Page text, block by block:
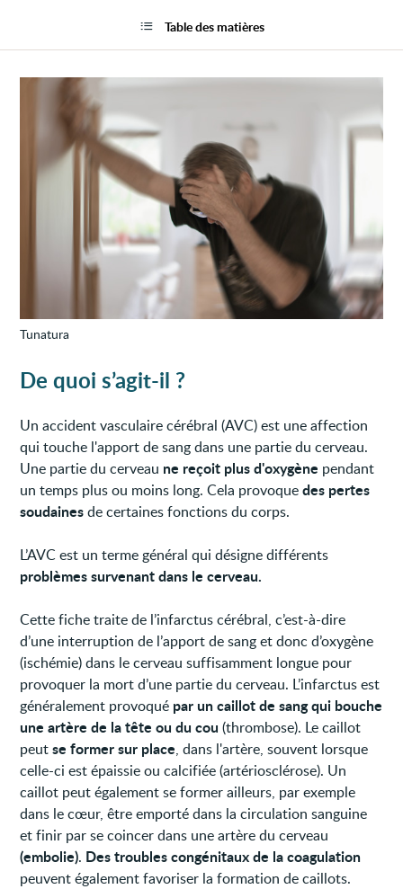
Tunatura
De quoi s’agit-il ?
Un accident vasculaire cérébral (AVC) est une affection
qui touche l'apport de sang dans une partie du cerveau.
Une partie du cerveau ne reçoit plus d'oxygène pendant
un temps plus ou moins long. Cela provoquedes pertes
soudainesde certaines fonctions du corps.
L’AVC est un terme général qui désigne différents
problèmes survenant dans le cerveau.
Cette fiche traite de l’infarctus cérébral, c’est-à-dire
d’une interruption de l’apport de sang et donc d’oxygène
(ischémie) dans le cerveau suffisamment longue pour
provoquer la mort d’une partie du cerveau. L’infarctus est
généralement provoqué par un caillot de sang qui bouche
une artère de la tête ou du cou (thrombose). Le caillot
peutse former sur place, dans l'artère, souvent lorsque
celle-ci est épaissie ou calcifiée (artériosclérose). Un
caillot peut également se former ailleurs, par exemple
dans le cœur, être emporté dans la circulation sanguine
et finir par se coincer dans une artère du cerveau
(embolie). Des troubles congénitaux de la coagulation
peuvent également favoriser la formation de caillots.
Table des matières